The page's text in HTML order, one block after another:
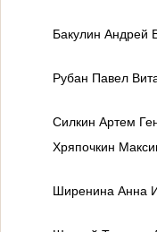
Бакулин Андрей
Рубан Павел
Силкин Артем
Хряпочкин
Ширенина Анна